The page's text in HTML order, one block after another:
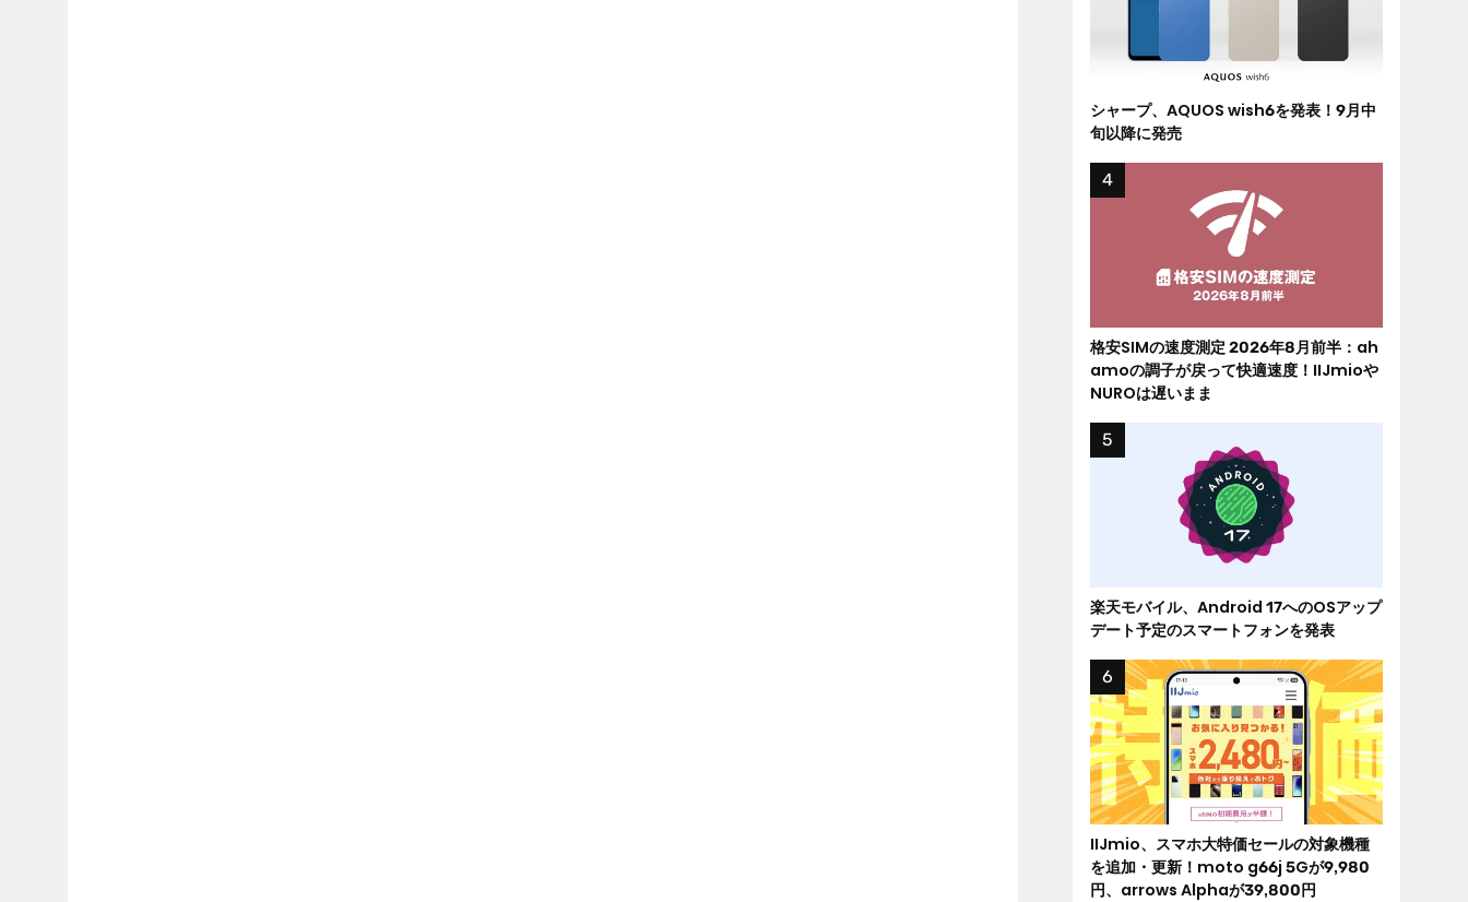
シャープ、AQUOS wish6を発表！9月中
旬以降に発売
格安SIMの速度測定 2026年8月前半：ah
amoの調子が戻って快適速度！IIJmioや
NUROは遅いまま
楽天モバイル、Android 17へのOSアップ
デート予定のスマートフォンを発表
IIJmio、スマホ大特価セールの対象機種
を追加・更新！moto g66j 5Gが9,980
円、arrows Alphaが39,800円